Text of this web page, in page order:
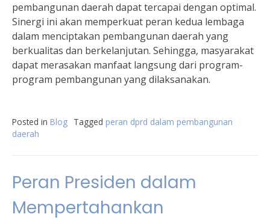
pembangunan daerah dapat tercapai dengan optimal.
Sinergi ini akan memperkuat peran kedua lembaga
dalam menciptakan pembangunan daerah yang
berkualitas dan berkelanjutan. Sehingga, masyarakat
dapat merasakan manfaat langsung dari program-
program pembangunan yang dilaksanakan.
Posted in Blog Tagged peran dprd dalam pembangunan
daerah
Peran Presiden dalam
Mempertahankan